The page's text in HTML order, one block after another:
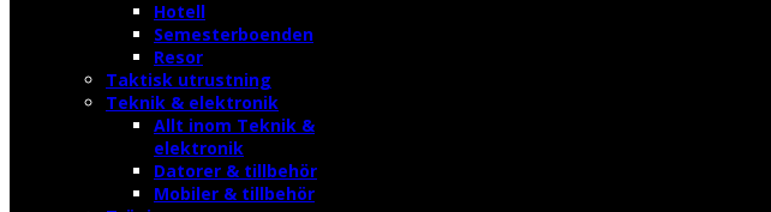
Hotell
Semesterboenden
Resor
Taktisk utrustning
Teknik & elektronik
Allt inom Teknik &
elektronik
Datorer & tillbehör
Mobiler & tillbehör